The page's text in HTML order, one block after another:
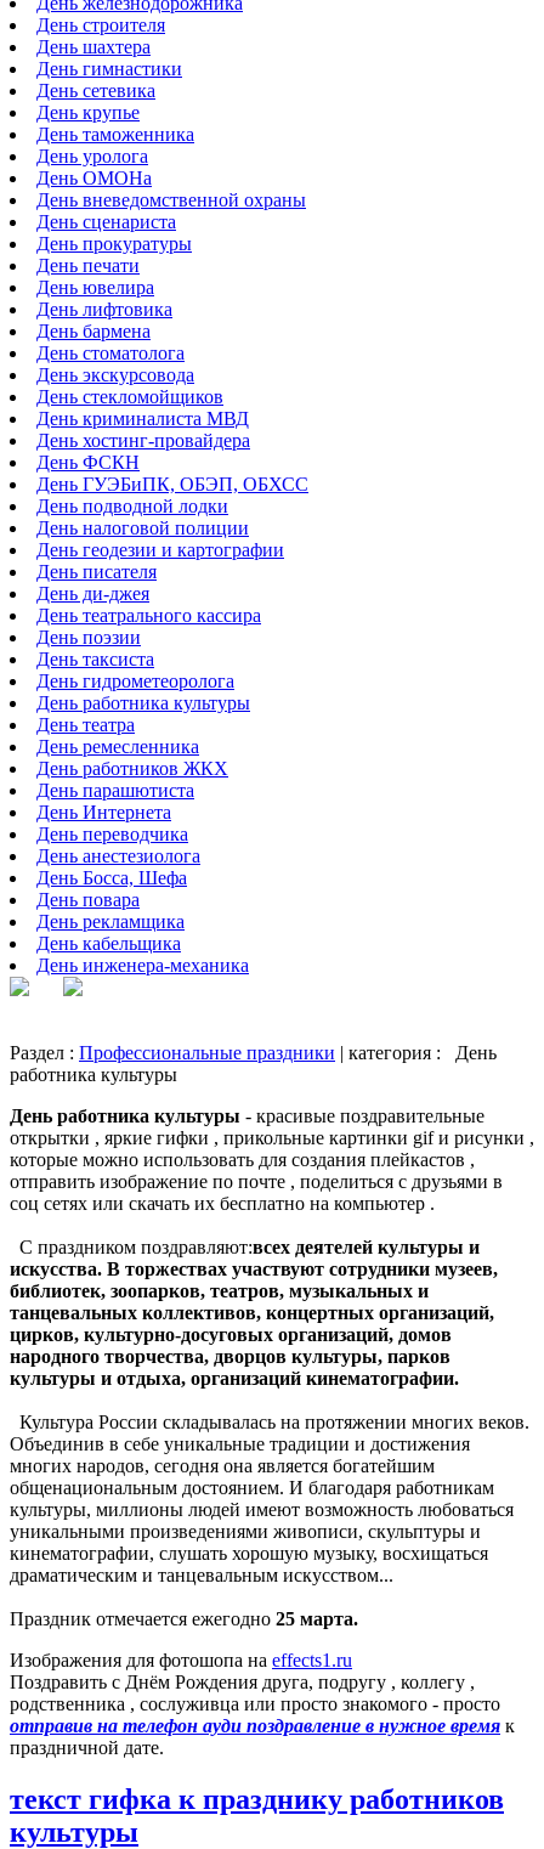
День строителя
День шахтера
День гимнастики
День сетевика
День крупье
День таможенника
День уролога
День ОМОНа
День вневедомственной охраны
День сценариста
День прокуратуры
День печати
День ювелира
День лифтовика
День бармена
День стоматолога
День экскурсовода
День стекломойщиков
День криминалиста МВД
День хостинг-провайдера
День ФСКН
День ГУЭБиПК, ОБЭП, ОБХСС
День подводной лодки
День налоговой полиции
День геодезии и картографии
День писателя
День ди-джея
День театрального кассира
День поэзии
День таксиста
День гидрометеоролога
День работника культуры
День театра
День ремесленника
День работников ЖКХ
День парашютиста
День Интернета
День переводчика
День анестезиолога
День Босса, Шефа
День повара
День рекламщика
День кабельщика
День инженера-механика
Раздел : Профессиональные праздники | категория : День
работника культуры
День работника культуры - красивые поздравительные
открытки , яркие гифки , прикольные картинки gif и рисунки ,
которые можно использовать для создания плейкастов ,
отправить изображение по почте , поделиться с друзьями в
соц сетях или скачать их бесплатно на компьютер .
С праздником поздравляют:всех деятелей культуры и
искусства. В торжествах участвуют сотрудники музеев,
библиотек, зоопарков, театров, музыкальных и
танцевальных коллективов, концертных организаций,
цирков, культурно-досуговых организаций, домов
народного творчества, дворцов культуры, парков
культуры и отдыха, организаций кинематографии.
Культура России складывалась на протяжении многих веков.
Объединив в себе уникальные традиции и достижения
многих народов, сегодня она является богатейшим
общенациональным достоянием. И благодаря работникам
культуры, миллионы людей имеют возможность любоваться
уникальными произведениями живописи, скульптуры и
кинематографии, слушать хорошую музыку, восхищаться
драматическим и танцевальным искусством...
Праздник отмечается ежегодно 25 марта.
Изображения для фотошопа на effects1.ru
Поздравить с Днём Рождения друга, подругу , коллегу ,
родственника , сослуживца или просто знакомого - просто
отправив на телефон ауди поздравление в нужное время к
праздничной дате.
текст гифка к празднику работников
культуры